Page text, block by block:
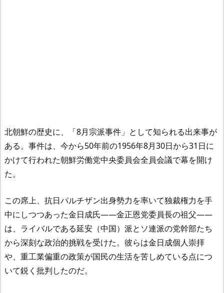
北朝鮮の歴史に、「8月宗派事件」として知られる出来事が
ある。事件は、今から50年前の1956年8月30日から31日に
かけて行われた朝鮮労働党中央委員会全員会議で幕を開け
た。
この席上、抗日パルチザン出身勢力を率いて独裁権力を手
中にしつつあった金日成氏――金正恩党委員長の祖父――
は、ライバルである延安（中国）派とソ連派の党幹部たち
から深刻な政治的挑戦を受けた。彼らは金日成個人崇拝
や、重工業偏重の政策が国民の生活を苦しめている点につ
いて鋭く批判したのだ。